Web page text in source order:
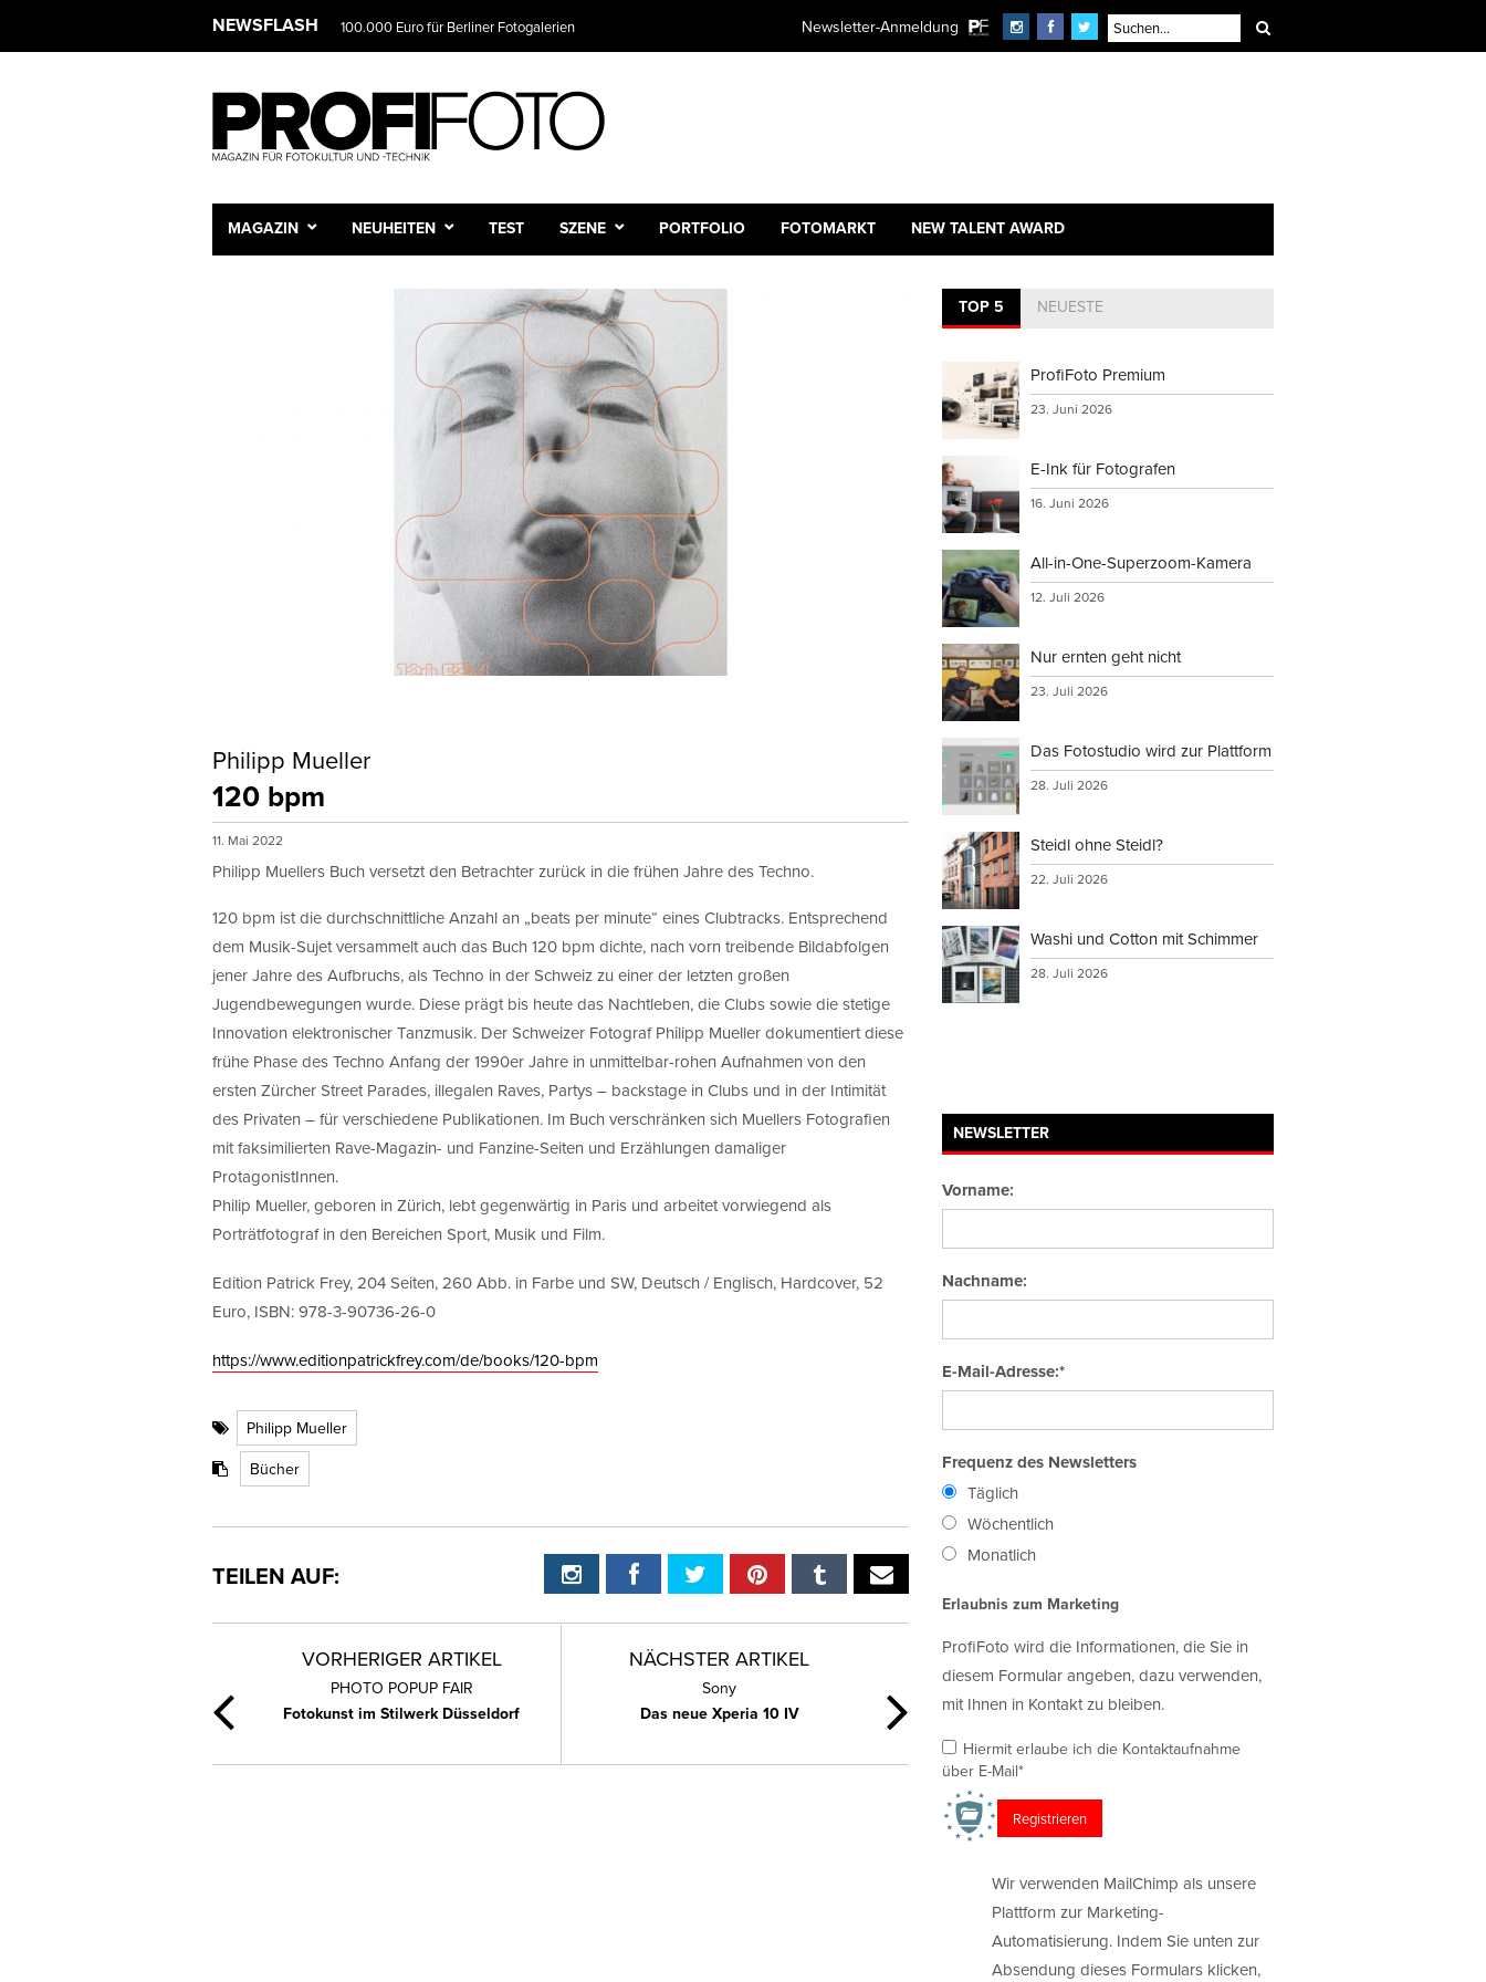
NEWSFLASH 100.000 Euro für Berliner Fotogalerien Newsletter-Anmeldung
MAGAZIN NEUHEITEN TEST SZENE PORTFOLIO FOTOMARKT NEW TALENT AWARD
Philipp Mueller
120 bpm
11. Mai 2022
Philipp Muellers Buch versetzt den Betrachter zurück in die frühen Jahre des Techno.
120 bpm ist die durchschnittliche Anzahl an „beats per minute“ eines Clubtracks. Entsprechend
dem Musik-Sujet versammelt auch das Buch 120 bpm dichte, nach vorn treibende Bildabfolgen
jener Jahre des Aufbruchs, als Techno in der Schweiz zu einer der letzten großen
Jugendbewegungen wurde. Diese prägt bis heute das Nachtleben, die Clubs sowie die stetige
Innovation elektronischer Tanzmusik. Der Schweizer Fotograf Philipp Mueller dokumentiert diese
frühe Phase des Techno Anfang der 1990er Jahre in unmittelbar-rohen Aufnahmen von den
ersten Zürcher Street Parades, illegalen Raves, Partys – backstage in Clubs und in der Intimität
des Privaten – für verschiedene Publikationen. Im Buch verschränken sich Muellers Fotografien
mit faksimilierten Rave-Magazin- und Fanzine-Seiten und Erzählungen damaliger
ProtagonistInnen.
Philip Mueller, geboren in Zürich, lebt gegenwärtig in Paris und arbeitet vorwiegend als
Porträtfotograf in den Bereichen Sport, Musik und Film.
Edition Patrick Frey, 204 Seiten, 260 Abb. in Farbe und SW, Deutsch / Englisch, Hardcover, 52
Euro, ISBN: 978-3-90736-26-0
https://www.editionpatrickfrey.com/de/books/120-bpm
Philipp Mueller
Bücher
TEILEN AUF:
VORHERIGER ARTIKEL
PHOTO POPUP FAIR
Fotokunst im Stilwerk Düsseldorf
NÄCHSTER ARTIKEL
Sony
Das neue Xperia 10 IV
TOP 5 NEUESTE
ProfiFoto Premium
23. Juni 2026
E-Ink für Fotografen
16. Juni 2026
All-in-One-Superzoom-Kamera
12. Juli 2026
Nur ernten geht nicht
23. Juli 2026
Das Fotostudio wird zur Plattform
28. Juli 2026
Steidl ohne Steidl?
22. Juli 2026
Washi und Cotton mit Schimmer
28. Juli 2026
NEWSLETTER
Vorname:
Nachname:
E-Mail-Adresse:*
Frequenz des Newsletters
Täglich
Wöchentlich
Monatlich
Erlaubnis zum Marketing
ProfiFoto wird die Informationen, die Sie in
diesem Formular angeben, dazu verwenden,
mit Ihnen in Kontakt zu bleiben.
Hiermit erlaube ich die Kontaktaufnahme
über E-Mail*
Wir verwenden MailChimp als unsere
Plattform zur Marketing-
Automatisierung. Indem Sie unten zur
Absendung dieses Formulars klicken,